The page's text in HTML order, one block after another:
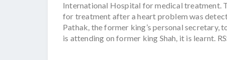
International Hospital for medical treatment.
for treatment after a heart problem was
Pathak, the former king’s personal secretary,
is attending on former king Shah, it is learnt.